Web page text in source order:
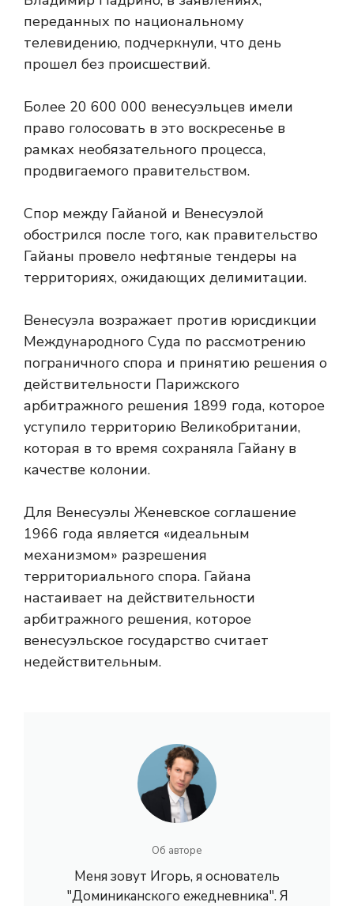
переданных по национальному
телевидению, подчеркнули, что день
прошел без происшествий.
Более 20 600 000 венесуэльцев имели
право голосовать в это воскресенье в
рамках необязательного процесса,
продвигаемого правительством.
Спор между Гайаной и Венесуэлой
обострился после того, как правительство
Гайаны провело нефтяные тендеры на
территориях, ожидающих делимитации.
Венесуэла возражает против юрисдикции
Международного Суда по рассмотрению
пограничного спора и принятию решения о
действительности Парижского
арбитражного решения 1899 года, которое
уступило территорию Великобритании,
которая в то время сохраняла Гайану в
качестве колонии.
Для Венесуэлы Женевское соглашение
1966 года является «идеальным
механизмом» разрешения
территориального спора. Гайана
настаивает на действительности
арбитражного решения, которое
венесуэльское государство считает
недействительным.
Об авторе
Меня зовут Игорь, я основатель
"Доминиканского ежедневника". Я